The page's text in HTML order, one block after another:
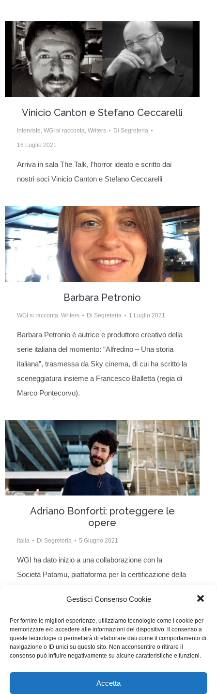
Gestisci Consenso Cookie
Per fornire le migliori esperienze, utilizziamo tecnologie come i cookie per
memorizzare e/o accedere alle informazioni del dispositivo. Il consenso a
queste tecnologie ci permetterà di elaborare dati come il comportamento di
navigazione o ID unici su questo sito. Non acconsentire o ritirare il
consenso può influire negativamente su alcune caratteristiche e funzioni.
Accetta
Vinicio Canton e Stefano Ceccarelli
Interviste WGI si racconta Writers Di Segreteria
16 Luglio 2021
Arriva in sala The Talk, l’horror ideato e scritto dai
nostri soci Vinicio Canton e Stefano Ceccarelli
Barbara Petronio
WGI si racconta Writers Di Segreteria 1 Luglio 2021
Barbara Petronio è autrice e produttore creativo della
serie italiana del momento: “Alfredino – Una storia
italiana”, trasmessa da Sky cinema, di cui ha scritto la
sceneggiatura insieme a Francesco Balletta (regia di
Marco Pontecorvo).
Adriano Bonforti: proteggere le
opere
Italia Di Segreteria 5 Giugno 2021
WGI ha dato inizio a una collaborazione con la
Società Patamu, piattaforma per la certificazione della
Bonforti, fondatore e CEO di Patamu
1 … 17 18 19 20 21
…
50